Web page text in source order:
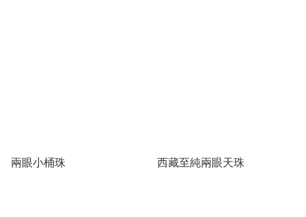
兩眼小桶珠 西藏至純兩眼天珠